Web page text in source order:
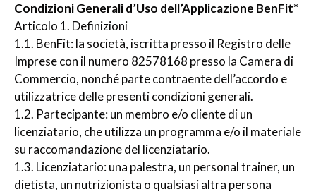
Condizioni Generali d’Uso dell’Applicazione BenFit*
Articolo 1. Definizioni
1.1. BenFit: la società, iscritta presso il Registro delle
Imprese con il numero 82578168 presso la Camera di
Commercio, nonché parte contraente dell’accordo e
utilizzatrice delle presenti condizioni generali.
1.2. Partecipante: un membro e/o cliente di un
licenziatario, che utilizza un programma e/o il materiale
su raccomandazione del licenziatario.
1.3. Licenziatario: una palestra, un personal trainer, un
dietista, un nutrizionista o qualsiasi altra persona